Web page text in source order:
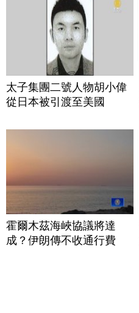
太子集團二號人物胡小偉
從日本被引渡至美國
霍爾木茲海峽協議將達
成？伊朗傳不收通行費